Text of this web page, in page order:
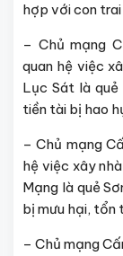
hợp với con
– Chủ mạng
quan hệ việc
Lục Sát là quẻ
tiền tài bị hao
– Chủ mạng
hệ việc xây
Mạng là quẻ
bị mưu hại, tổn
– Chủ mạng